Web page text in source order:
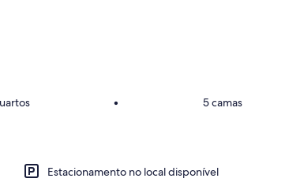
• 5 camas
Estacionamento no local disponível